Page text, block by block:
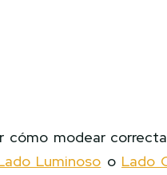
cómo modear
Luminoso o Lado